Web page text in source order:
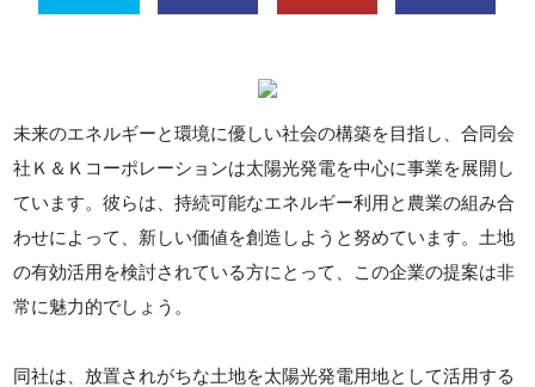
未来のエネルギーと環境に優しい社会の構築を目指し、合同会
社Ｋ＆Ｋコーポレーションは太陽光発電を中心に事業を展開し
ています。彼らは、持続可能なエネルギー利用と農業の組み合
わせによって、新しい価値を創造しようと努めています。土地
の有効活用を検討されている方にとって、この企業の提案は非
常に魅力的でしょう。
同社は、放置されがちな土地を太陽光発電用地として活用する